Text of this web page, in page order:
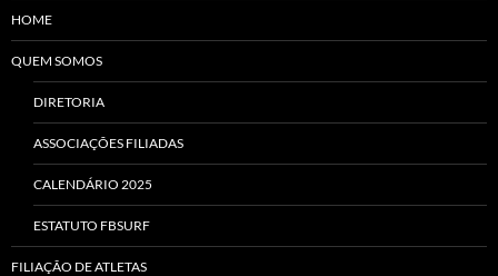
HOME
QUEM SOMOS
DIRETORIA
ASSOCIAÇÕES FILIADAS
CALENDÁRIO 2025
ESTATUTO FBSURF
FILIAÇÃO DE ATLETAS